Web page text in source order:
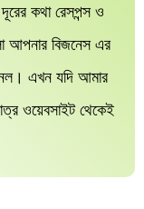
কথা রেসপন্স ও
আপনার বিজনেস এর
এখন যদি আমার
ওয়েবসাইট থেকেই